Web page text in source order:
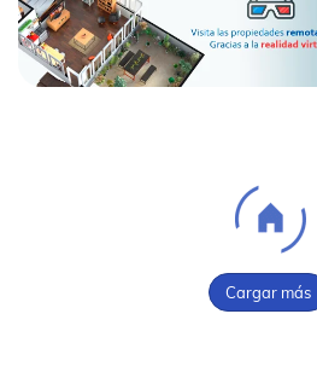
Cargar más